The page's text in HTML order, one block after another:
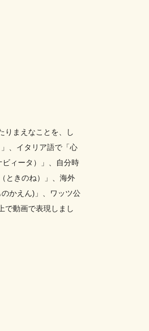
りまえなことを、し
、イタリア語で「心
ィータ）」、自分時
ときのね）」、海外
かえん)」、ワッツ公
で動画で表現しまし